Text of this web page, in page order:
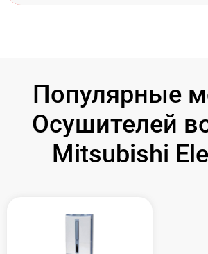
Популярные
Осушителей
Mitsubishi